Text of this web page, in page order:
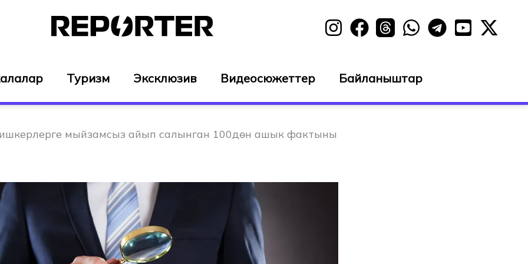
Туризм Эксклюзив Видеосюжеттер Байланыштар
мыйзамсыз айып салынган 100дөн ашык фактыны